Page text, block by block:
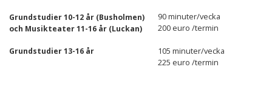
Grundstudier 10-12 år (Busholmen)
och Musikteater 11-16 år (Luckan)
90 minuter/vecka
200 euro /termin
Grundstudier 13-16 år
105 minuter/vecka
225 euro /termin